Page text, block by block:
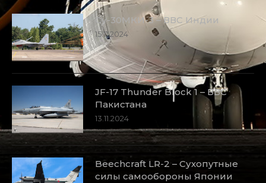
Су-30МКИ-3 – ВВС Индии
15.11.2024
JF-17 Thunder Block 1 – ВВС
Пакистана
13.11.2024
Beechcraft LR-2 – Сухопутные
силы самообороны Японии